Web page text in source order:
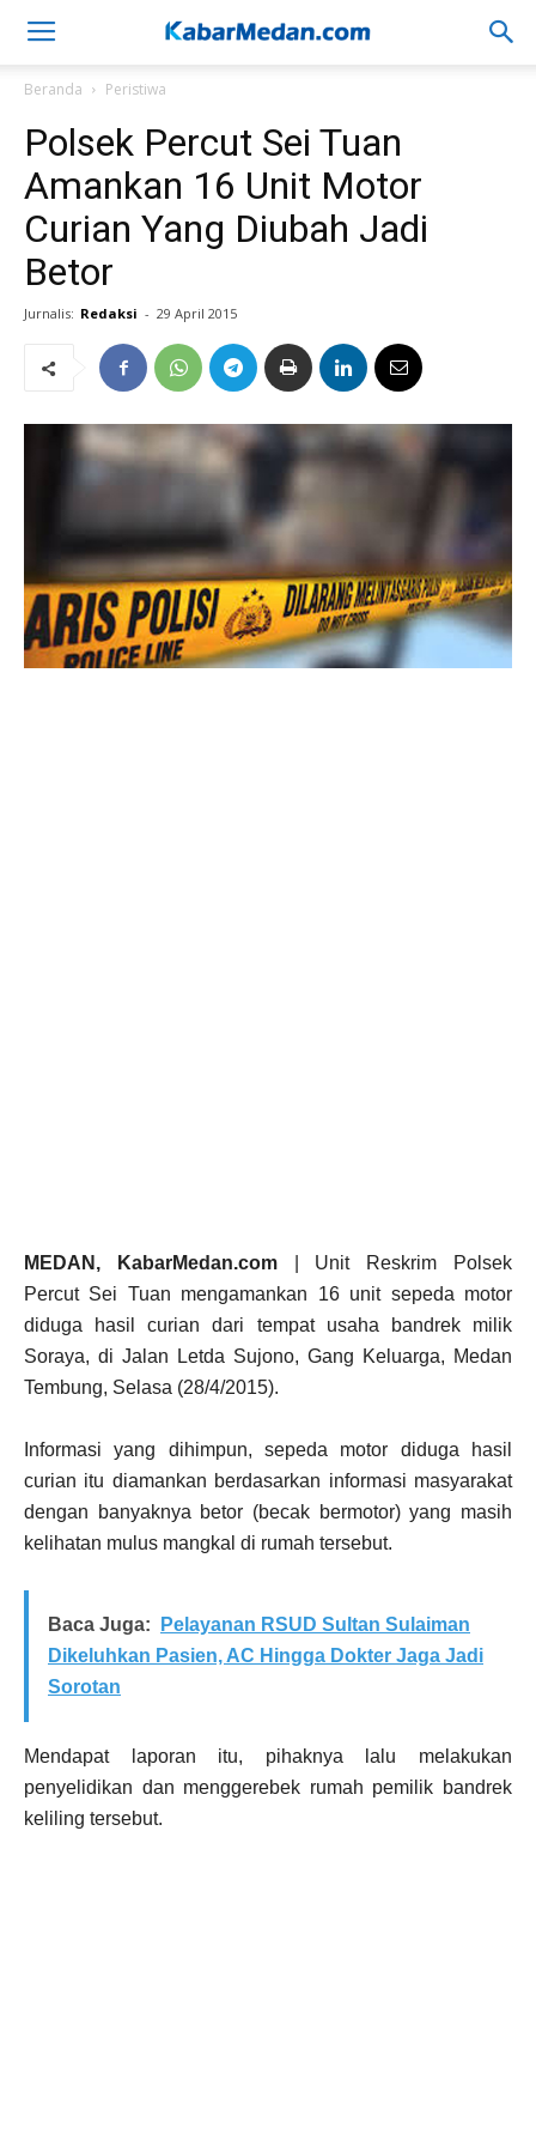
Beranda Peristiwa
Polsek Percut Sei Tuan
Amankan 16 Unit Motor
Curian Yang Diubah Jadi
Betor
Jurnalis: Redaksi - 29 April 2015
MEDAN, KabarMedan.com| Unit Reskrim Polsek
Percut Sei Tuan mengamankan 16 unit sepeda motor
diduga hasil curian dari tempat usaha bandrek milik
Soraya, di Jalan Letda Sujono, Gang Keluarga, Medan
Tembung, Selasa (28/4/2015).
Informasi yang dihimpun, sepeda motor diduga hasil
curian itu diamankan berdasarkan informasi masyarakat
dengan banyaknya betor (becak bermotor) yang masih
kelihatan mulus mangkal di rumah tersebut.
Baca Juga:
Pelayanan RSUD Sultan Sulaiman
Dikeluhkan Pasien, AC Hingga Dokter Jaga Jadi
Sorotan
Mendapat laporan itu, pihaknya lalu melakukan
penyelidikan dan menggerebek rumah pemilik bandrek
keliling tersebut.